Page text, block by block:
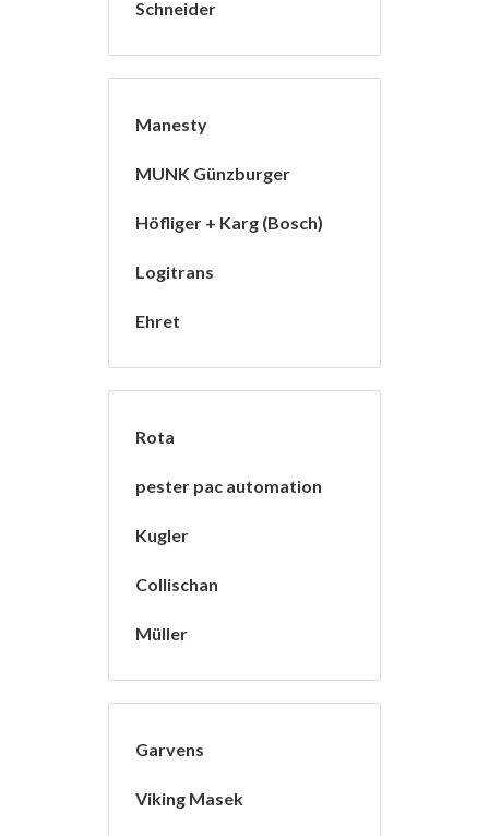
Schneider
Manesty
MUNK Günzburger
Höfliger + Karg (Bosch)
Logitrans
Ehret
Rota
pester pac automation
Kugler
Collischan
Müller
Garvens
Viking Masek